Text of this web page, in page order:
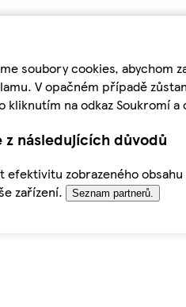
soubory cookies,
V opačném případě
kliknutím na odkaz Soukromí
z následujících důvodů
zobrazeného
zařízení.
Seznam partnerů.